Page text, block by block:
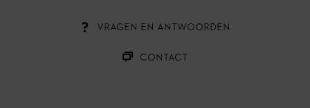
VRAGEN EN ANTWOORDEN
CONTACT